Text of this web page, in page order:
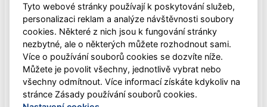
PŘIJĎTE MEZI NÁS!!
V pondělí 4.května zahájily všechny naše mládežnické
kategorie letní přípravu na sezónu 2026-2027, která bude
ukončena letním...
Dětský sportovní den
V sobotu 30. května mohli opět lanškrounské děti oslavit
Tyto webové stránky používají k poskytování služeb,
personalizaci reklam a analýze návštěvnosti soubory
cookies. Některé z nich jsou k fungování stránky
nezbytné, ale o některých můžete rozhodnout sami.
Více o používání souborů cookies se dozvíte níže.
Můžete je povolit všechny, jednotlivě vybrat nebo
všechny odmítnout. Více informací získáte kdykoliv na
stránce Zásady používání souborů cookies.